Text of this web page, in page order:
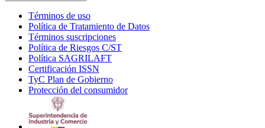
Términos de uso
in
new
window
Política de Tratamiento de Datos
Términos suscripciones
in
Política de Riesgos C/ST
Política SAGRILAFT
new
window
Certificación ISSN
in
new
TyC Plan de Gobierno
in
Protección del consumidorOpens